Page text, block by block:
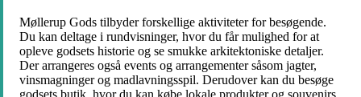
Møllerup Gods tilbyder forskellige aktiviteter for besøgende.
Du kan deltage i rundvisninger, hvor du får mulighed for at
opleve godsets historie og se smukke arkitektoniske detaljer.
Der arrangeres også events og arrangementer såsom jagter,
vinsmagninger og madlavningsspil. Derudover kan du besøge
godsets butik, hvor du kan købe lokale produkter og souvenirs.